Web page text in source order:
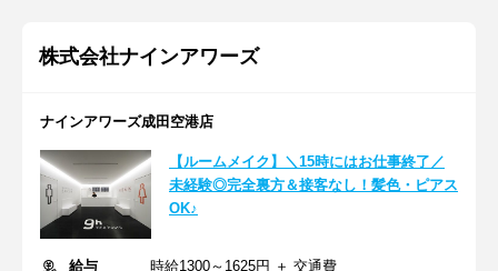
株式会社ナインアワーズ
ナインアワーズ成田空港店
【ルームメイク】＼15時にはお仕事終了／
未経験◎完全裏方＆接客なし！髪色・ピアス
OK♪
給与
時給1300～1625円 ＋ 交通費